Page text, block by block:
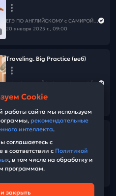
ЕГЭ ПО АНГЛИЙСКОМУ с САМИРОЙ COOLешовой
20 января 2025 г., 09:00
Traveling. Big Practice (веб)
Каверзное 19-24
15 января 2025 г., 12:00
Cookie
работы сайта мы используем
рекомендательные
интеллекта.
соглашаетесь с
соответствии с Политикой
, в том числе на обработку и
программам.
закрыть